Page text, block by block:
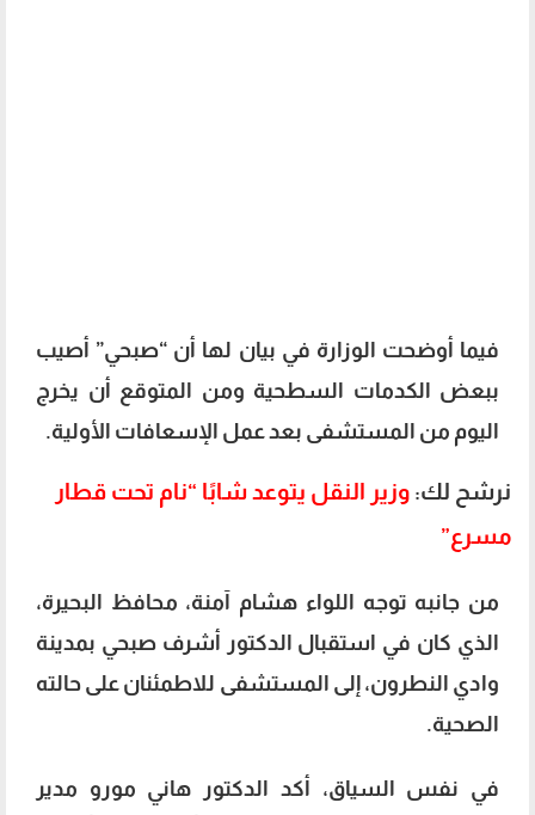
فيما أوضحت الوزارة في بيان لها أن “صبحي” أصيب
ببعض الكدمات السطحية ومن المتوقع أن يخرج
اليوم من المستشفى بعد عمل الإسعافات الأولية.
نرشح لك: وزير النقل يتوعد شابًا “نام تحت قطار
مسرع”
من جانبه توجه اللواء هشام آمنة، محافظ البحيرة،
الذي كان في استقبال الدكتور أشرف صبحي بمدينة
وادي النطرون، إلى المستشفى للاطمئنان على حالته
الصحية.
في نفس السياق، أكد الدكتور هاني مورو مدير